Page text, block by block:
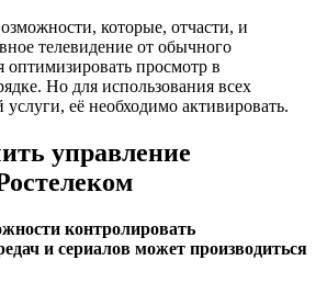
которые, отчасти, и
телевидение от обычного
оптимизировать просмотр в
Но для использования всех
её необходимо активировать.
управление
контролировать
и сериалов может производиться